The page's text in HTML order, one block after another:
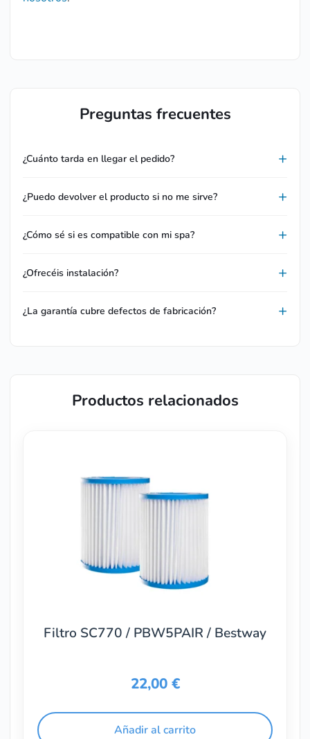
Preguntas frecuentes
¿Cuánto tarda en llegar el pedido?
¿Puedo devolver el producto si no me sirve?
¿Cómo sé si es compatible con mi spa?
¿Ofrecéis instalación?
¿La garantía cubre defectos de fabricación?
Productos relacionados
Filtro SC770 / PBW5PAIR / Bestway
22,00 €
Añadir al carrito